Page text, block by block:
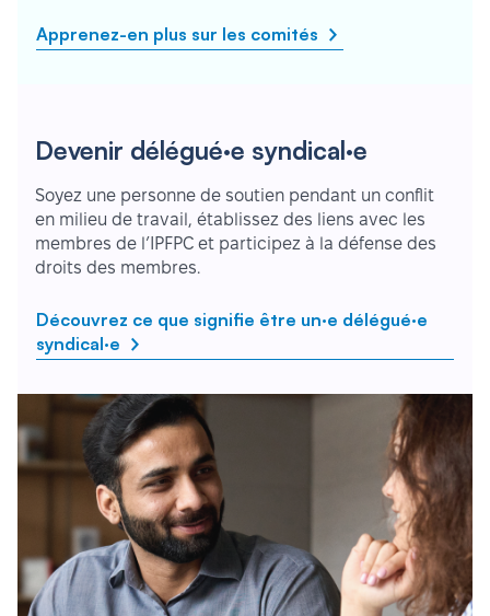
Apprenez-en plus sur les comités
Devenir délégué·e syndical·e
Soyez une personne de soutien pendant un conflit
en milieu de travail, établissez des liens avec les
membres de l’IPFPC et participez à la défense des
droits des membres.
Découvrez ce que signifie être un·e délégué·e
syndical·e